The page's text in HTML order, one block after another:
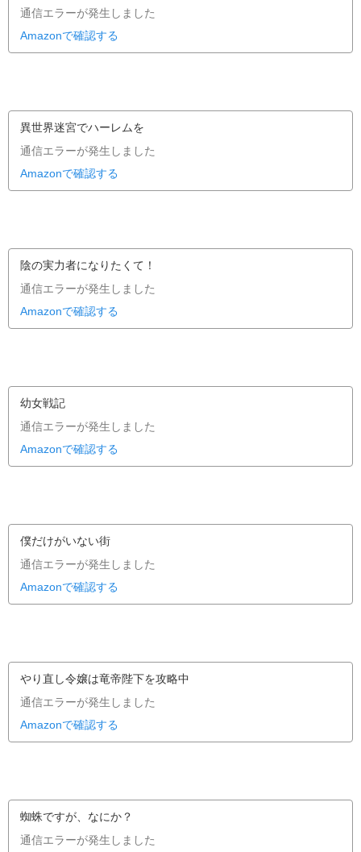
通信エラーが発生しました
Amazonで確認する
異世界迷宮でハーレムを
通信エラーが発生しました
Amazonで確認する
陰の実力者になりたくて！
通信エラーが発生しました
Amazonで確認する
幼女戦記
通信エラーが発生しました
Amazonで確認する
僕だけがいない街
通信エラーが発生しました
Amazonで確認する
やり直し令嬢は竜帝陛下を攻略中
通信エラーが発生しました
Amazonで確認する
蜘蛛ですが、なにか？
通信エラーが発生しました